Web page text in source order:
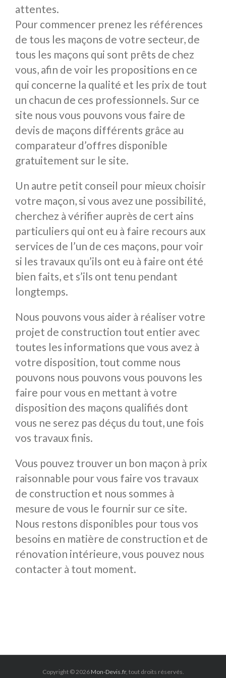
attentes.
Pour commencer prenez les références
de tous les maçons de votre secteur, de
tous les maçons qui sont prêts de chez
vous, afin de voir les propositions en ce
qui concerne la qualité et les prix de tout
un chacun de ces professionnels. Sur ce
site nous vous pouvons vous faire de
devis de maçons différents grâce au
comparateur d’offres disponible
gratuitement sur le site.
Un autre petit conseil pour mieux choisir
votre maçon, si vous avez une possibilité,
cherchez à vérifier auprès de cert ains
particuliers qui ont eu à faire recours aux
services de l’un de ces maçons, pour voir
si les travaux qu’ils ont eu à faire ont été
bien faits, et s’ils ont tenu pendant
longtemps.
Nous pouvons vous aider à réaliser votre
projet de construction tout entier avec
toutes les informations que vous avez à
votre disposition, tout comme nous
pouvons nous pouvons vous pouvons les
faire pour vous en mettant à votre
disposition des maçons qualifiés dont
vous ne serez pas déçus du tout, une fois
vos travaux finis.
Vous pouvez trouver un bon maçon à prix
raisonnable pour vous faire vos travaux
de construction et nous sommes à
mesure de vous le fournir sur ce site.
Nous restons disponibles pour tous vos
besoins en matière de construction et de
rénovation intérieure, vous pouvez nous
contacter à tout moment.
Copyright © 2026 Mon-Devis.fr, tout droits réservés.